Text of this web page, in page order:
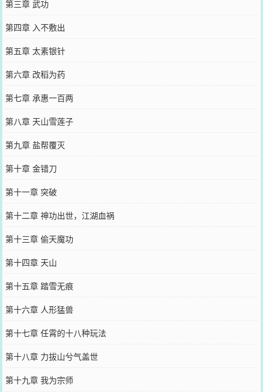
第三章 武功
第四章 入不敷出
第五章 太素银针
第六章 改稻为药
第七章 承惠一百两
第八章 天山雪莲子
第九章 盐帮覆灭
第十章 金错刀
第十一章 突破
第十二章 神功出世，江湖血祸
第十三章 偷天魔功
第十四章 天山
第十五章 踏雪无痕
第十六章 人形猛兽
第十七章 任霄的十八种玩法
第十八章 力拔山兮气盖世
第十九章 我为宗师